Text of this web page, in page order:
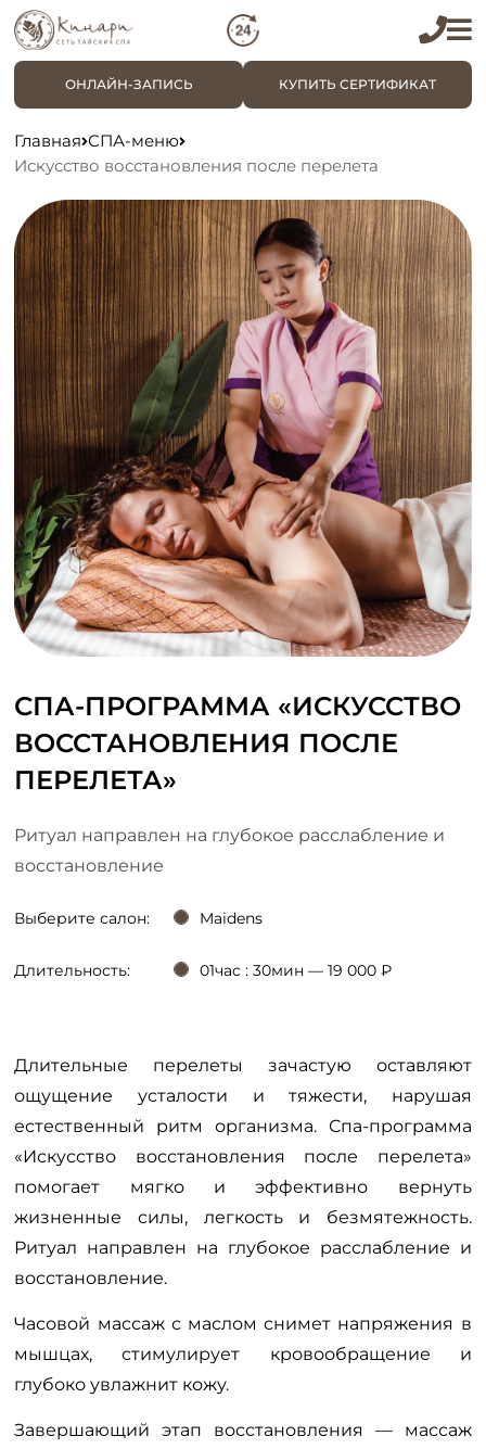
ОНЛАЙН-ЗАПИСЬ КУПИТЬ СЕРТИФИКАТ
Главная СПА-меню
Искусство восстановления после перелета
СПА-ПРОГРАММА «ИСКУССТВО
ВОССТАНОВЛЕНИЯ ПОСЛЕ
ПЕРЕЛЕТА»
Ритуал направлен на глубокое расслабление и
восстановление
Выберите салон: Maidens
Длительность: 01час : 30мин — 19 000 ₽
Длительные перелеты зачастую оставляют
ощущение усталости и тяжести, нарушая
естественный ритм организма. Спа-программа
«Искусство восстановления после перелета»
помогает мягко и эффективно вернуть
жизненные силы, легкость и безмятежность.
Ритуал направлен на глубокое расслабление и
восстановление.
Часовой массаж с маслом снимет напряжения в
мышцах, стимулирует кровообращение и
глубоко увлажнит кожу.
Завершающий этап восстановления — массаж